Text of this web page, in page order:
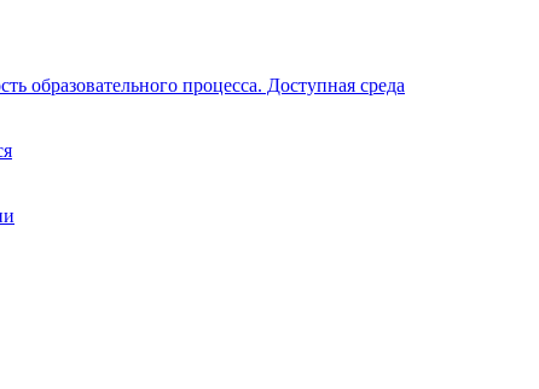
образовательного процесса. Доступная среда